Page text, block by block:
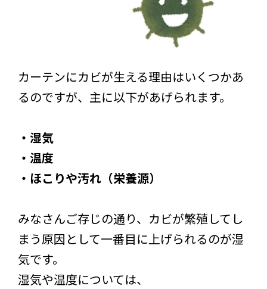
カーテンにカビが生える理由はいくつかあ
るのですが、主に以下があげられます。
・湿気
・温度
・ほこりや汚れ（栄養源）
みなさんご存じの通り、カビが繁殖してし
まう原因として一番目に上げられるのが湿
気です。
湿気や温度については、